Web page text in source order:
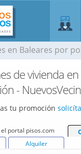
en Baleares por
de vivienda
-
tu promoción
portal pisos.com
Alquiler